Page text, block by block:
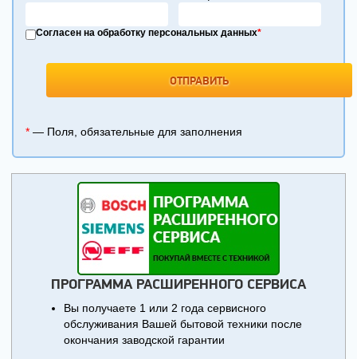
Согласен на обработку персональных данных*
* — Поля, обязательные для заполнения
ПРОГРАММА РАСШИРЕННОГО СЕРВИСА
Вы получаете 1 или 2 года сервисного
обслуживания Вашей бытовой техники после
окончания заводской гарантии